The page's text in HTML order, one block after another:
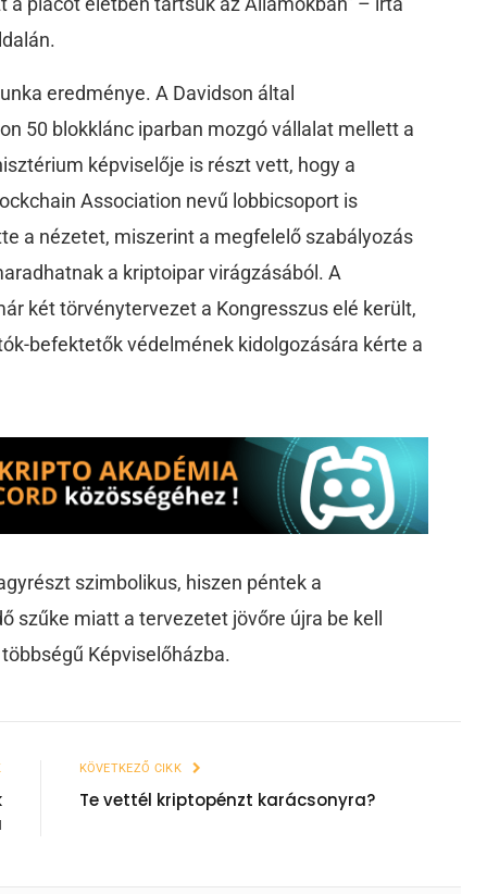
eredménye. A Davidson által
50 blokklánc iparban mozgó vállalat mellett a
képviselője is részt vett, hogy a
Association nevű lobbicsoport is
a nézetet, miszerint a megfelelő szabályozás
a kriptoipar virágzásából. A
két törvénytervezet a Kongresszus elé került,
befektetők védelmének kidolgozására kérte a
szimbolikus, hiszen péntek a
szűke miatt a tervezetet jövőre újra be kell
Képviselőházba.
KÖVETKEZŐ CIKK
Te vettél kriptopénzt karácsonyra?